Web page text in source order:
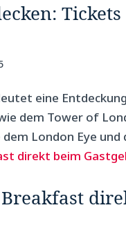
eine
dem Tower of
London Eye